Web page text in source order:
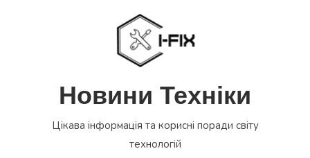
Новини Техніки
Цікава інформація та корисні поради світу
технологій